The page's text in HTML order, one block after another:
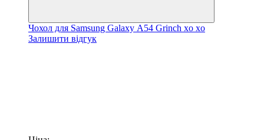
Чохол для Samsung Galaxy А54 Grinch xo xo
Залишити відгук